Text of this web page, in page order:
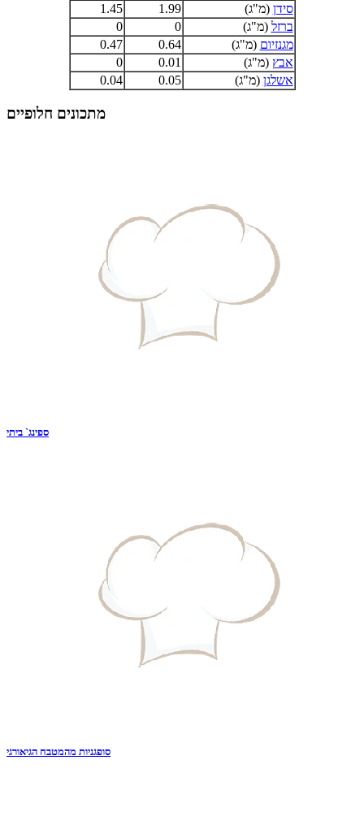
סידן (מ"ג) 1.99
1.45
ברזל (מ"ג) 0
0
מגנזיום (מ"ג) 0.64
0.47
אבץ (מ"ג) 0.01
0
אשלגן (מ"ג) 0.05
0.04
מתכונים חלופיים
ספינג` ביתי
סופגניות מהמטבח הגיאורגי